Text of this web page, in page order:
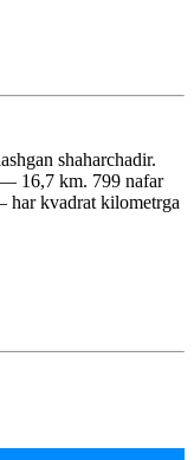
shaharchadir.
16,7 km. 799 nafar
har kvadrat kilometrga